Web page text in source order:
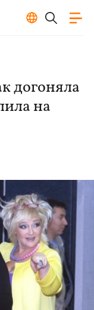
догоняла
на